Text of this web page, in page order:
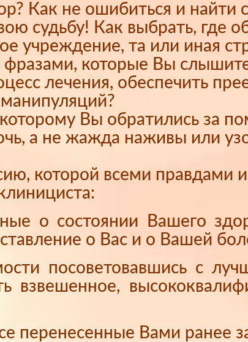
Как не ошибиться и найти
судьбу! Как выбрать, где
учреждение, та или иная
фразами, которые Вы
лечения, обеспечить
которому Вы обратились за
а не жажда наживы или
которой всеми правдами
о состоянии Вашего
о Вас и о Вашей
посоветовавшись с
взвешенное,
перенесенные Вами ранее